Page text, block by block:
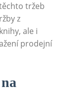
tržeb
z
ale i
prodejní